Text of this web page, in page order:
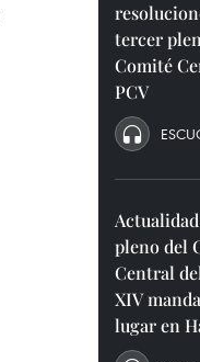
tercer
Comité
PCV
pleno del
Central
XIV
lugar en